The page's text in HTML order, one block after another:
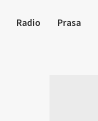
Radio Prasa